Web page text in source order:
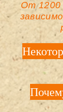
От 1200